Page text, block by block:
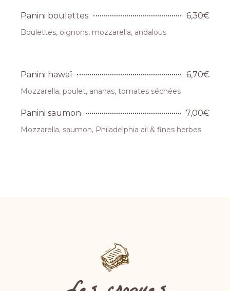
Panini boulettes 6,30€
Boulettes, oignons, mozzarella, andalous
Panini hawaï 6,70€
Mozzarella, poulet, ananas, tomates séchées
Panini saumon 7,00€
Mozzarella, saumon, Philadelphia ail & fines herbes